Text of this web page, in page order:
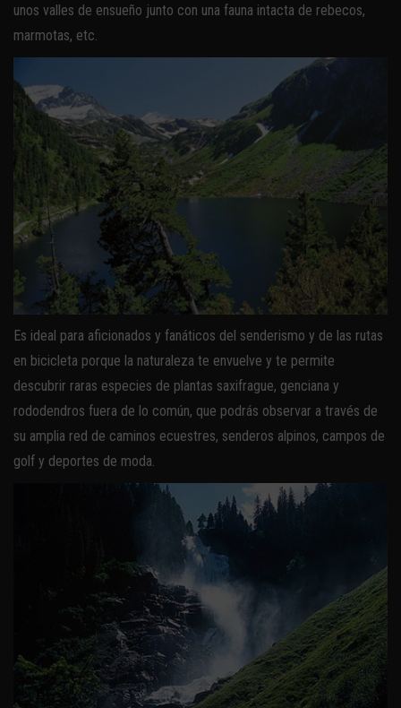
unos valles de ensueño junto con una fauna intacta de rebecos,
marmotas, etc.
Es ideal para aficionados y fanáticos del senderismo y de las rutas
en bicicleta porque la naturaleza te envuelve y te permite
descubrir raras especies de plantas saxifrague, genciana y
rododendros fuera de lo común, que podrás observar a través de
su amplia red de caminos ecuestres, senderos alpinos, campos de
golf y deportes de moda.